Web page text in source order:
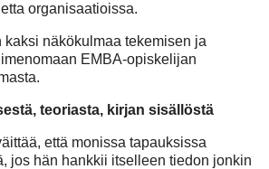
organisaatioissa.
näkökulmaa tekemisen ja
EMBA-opiskelijan
teoriasta, kirjan sisällöstä
että monissa tapauksissa
jos hän hankkii itselleen tiedon jonkin